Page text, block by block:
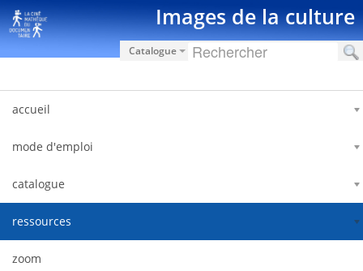
Ugrás a tartalomhoz Images de la culture
Catalogue
accueil
mode d'emploi
catalogue
ressources
zoom